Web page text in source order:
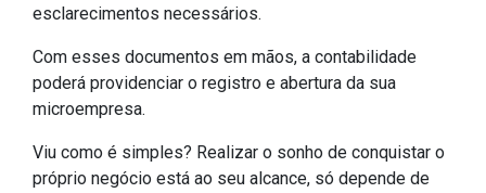
esclarecimentos necessários.
Com esses documentos em mãos, a contabilidade
poderá providenciar o registro e abertura da sua
microempresa.
Viu como é simples? Realizar o sonho de conquistar o
próprio negócio está ao seu alcance, só depende de